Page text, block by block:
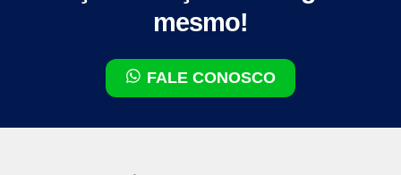
mesmo!
FALE CONOSCO